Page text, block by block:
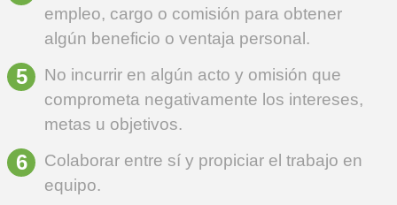
empleo, cargo o comisión para obtener
algún beneficio o ventaja personal.
No incurrir en algún acto y omisión que
comprometa negativamente los intereses,
metas u objetivos.
Colaborar entre sí y propiciar el trabajo en
equipo.